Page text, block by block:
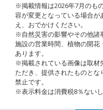
※掲載情報は2026年7月のも
容が変更となっている場合が
え、おでかけください。
※自然災害の影響やその他諸
施設の営業時間、植物の開
あります。
※掲載されている画像は取材
ただき、提供されたものと
禁止です。
※表示料金は消費税8％ないし